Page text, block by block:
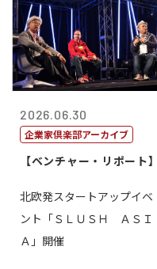
2026.06.30
企業家倶楽部アーカイブ
【ベンチャー・リポート】
北欧発スタートアップイベ
ント「ＳＬＵＳＨ ＡＳＩ
Ａ」開催